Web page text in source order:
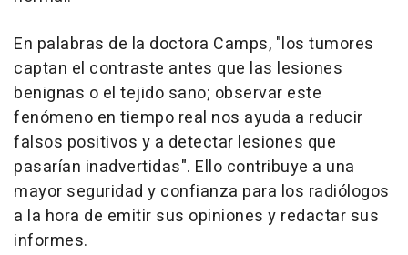
En palabras de la doctora Camps, "los tumores
captan el contraste antes que las lesiones
benignas o el tejido sano; observar este
fenómeno en tiempo real nos ayuda a reducir
falsos positivos y a detectar lesiones que
pasarían inadvertidas". Ello contribuye a una
mayor seguridad y confianza para los radiólogos
a la hora de emitir sus opiniones y redactar sus
informes.